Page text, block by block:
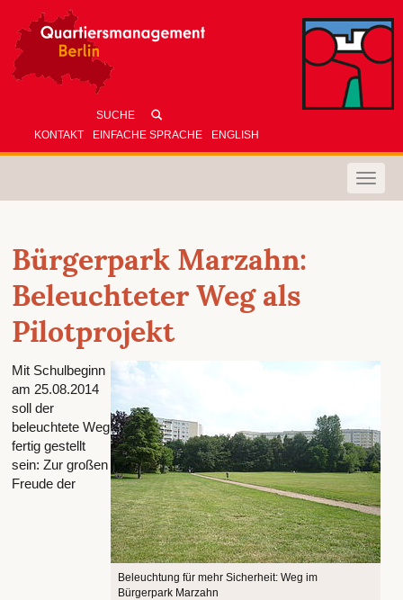
KONTAKT EINFACHE SPRACHE ENGLISH
Toggle
Bürgerpark Marzahn:
Beleuchteter Weg als
Pilotprojekt
Beleuchtung für mehr Sicherheit: Weg im
Bürgerpark Marzahn
Mit Schulbeginn
am 25.08.2014
soll der
beleuchtete Weg
fertig gestellt
sein: Zur großen
Freude der